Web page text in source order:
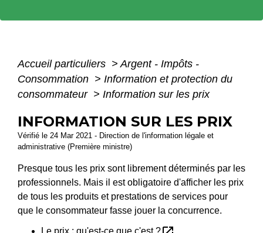
Accueil particuliers > Argent - Impôts -
Consommation > Information et protection du
consommateur > Information sur les prix
INFORMATION SUR LES PRIX
Vérifié le 24 Mar 2021 - Direction de l'information légale et
administrative (Première ministre)
Presque tous les prix sont librement déterminés par les
professionnels. Mais il est obligatoire d'afficher les prix
de tous les produits et prestations de services pour
que le consommateur fasse jouer la concurrence.